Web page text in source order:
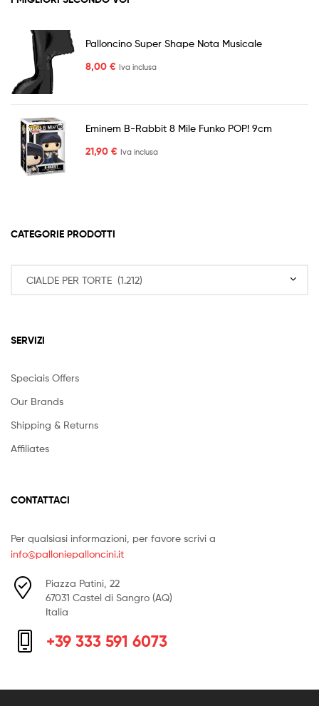
Palloncino Super Shape Nota Musicale
8,00 € Iva inclusa
Eminem B-Rabbit 8 Mile Funko POP! 9cm
21,90 € Iva inclusa
CATEGORIE PRODOTTI
SERVIZI
Speciais Offers
Our Brands
Shipping & Returns
Affiliates
CONTATTACI
Per qualsiasi informazioni, per favore scrivi a
info@palloniepalloncini.it
Piazza Patini, 22
67031 Castel di Sangro (AQ)
Italia
+39 333 591 6073